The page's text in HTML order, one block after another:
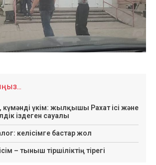
күмәнді үкім: жылқышы Рахат ісі және
іздеген сауалы
келісімге бастар жол
– тыныш тіршіліктің тірегі